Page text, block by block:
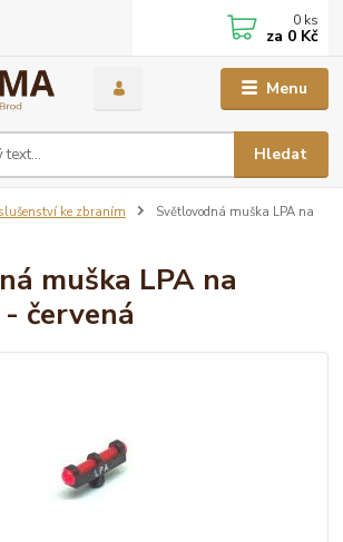
Menu
Hledat
0 ks
za 0 Kč
ke zbraním
Světlovodná muška LPA na
muška LPA na
červená